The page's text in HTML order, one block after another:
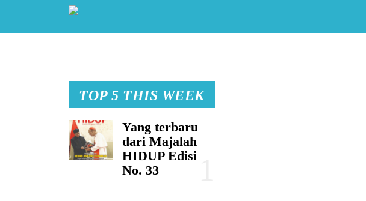
TOP 5 THIS WEEK
Yang terbaru
dari Majalah
HIDUP Edisi
No. 33